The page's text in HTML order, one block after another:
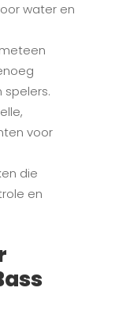
water en
voor
die
en